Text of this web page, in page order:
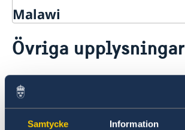
Samtycke Information
Malawi
Hjälp till svenskar i Malawi
Pass utomlands
Hjälp kring medborgarskap
Akut hjälp
Ambassadens reseinformation
Aktuella händelser
Allmänna säkerhetsläget
Övriga upplysningar